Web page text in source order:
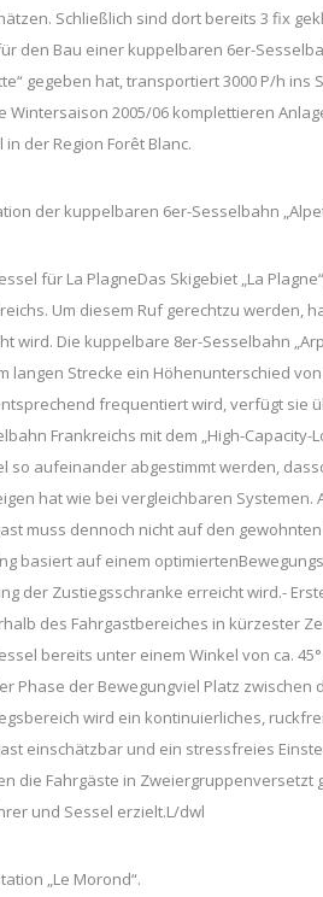
Schließlich sind dort bereits 3 fix
den Bau einer kuppelbaren 6er-
gegeben hat, transportiert 3000 P/h
Wintersaison 2005/06 komplettieren
in der Region Forêt Blanc.
der kuppelbaren 6er-Sesselbahn
für La PlagneDas Skigebiet „La
Um diesem Ruf gerechtzu werden,
wird. Die kuppelbare 8er-Sesselbahn
langen Strecke ein Höhenunterschied
frequentiert wird, verfügt sie
Frankreichs mit dem „High-
so aufeinander abgestimmt werden,
hat wie bei vergleichbaren
muss dennoch nicht auf den
basiert auf einem
der Zustiegsschranke erreicht wird.-
des Fahrgastbereiches in kürzester
bereits unter einem Winkel von ca.
Phase der Bewegungviel Platz zwischen
wird ein kontinuierliches,
einschätzbar und ein stressfreies
die Fahrgäste in
und Sessel erzielt.L/dwl
„Le Morond“.